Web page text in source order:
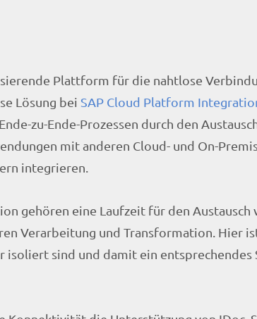
Plattform für die nahtlose
Lösung bei SAP Cloud Platform
zu-Ende-Prozessen durch den
mit anderen Cloud- und On-
integrieren.
gehören eine Laufzeit für den Austausch
Verarbeitung und Transformation. Hier
isoliert sind und damit ein entsprechendes